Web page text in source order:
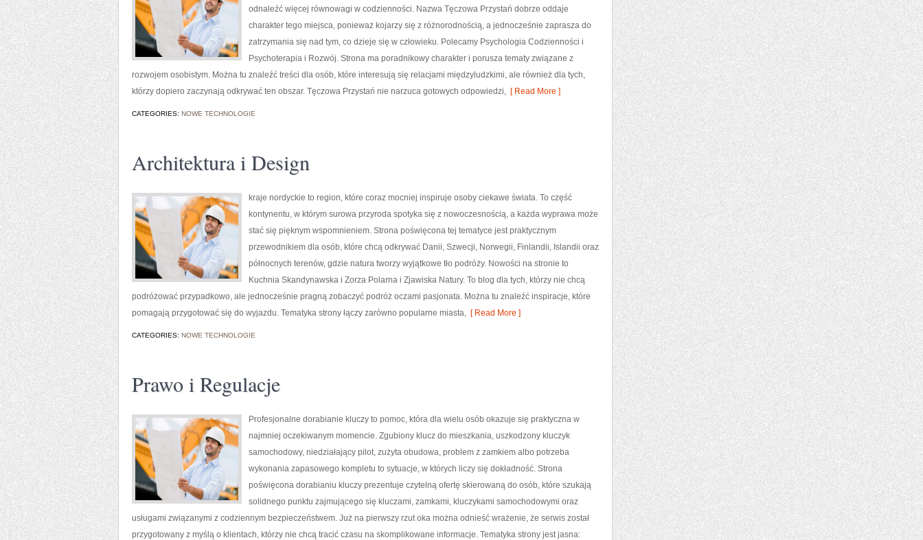
odnaleźć więcej równowagi w codzienności. Nazwa Tęczowa Przystań dobrze oddaje
charakter tego miejsca, ponieważ kojarzy się z różnorodnością, a jednocześnie zaprasza do
zatrzymania się nad tym, co dzieje się w człowieku. Polecamy Psychologia Codzienności i
Psychoterapia i Rozwój. Strona ma poradnikowy charakter i porusza tematy związane z
rozwojem osobistym. Można tu znaleźć treści dla osób, które interesują się relacjami międzyludzkimi, ale również dla tych,
którzy dopiero zaczynają odkrywać ten obszar. Tęczowa Przystań nie narzuca gotowych odpowiedzi, [ Read More ]
CATEGORIES: NOWE TECHNOLOGIE
Architektura i Design
kraje nordyckie to region, które coraz mocniej inspiruje osoby ciekawe świata. To część
kontynentu, w którym surowa przyroda spotyka się z nowoczesnością, a każda wyprawa może
stać się pięknym wspomnieniem. Strona poświęcona tej tematyce jest praktycznym
przewodnikiem dla osób, które chcą odkrywać Danii, Szwecji, Norwegii, Finlandii, Islandii oraz
północnych terenów, gdzie natura tworzy wyjątkowe tło podróży. Nowości na stronie to
Kuchnia Skandynawska i Zorza Polarna i Zjawiska Natury. To blog dla tych, którzy nie chcą
podróżować przypadkowo, ale jednocześnie pragną zobaczyć podróż oczami pasjonata. Można tu znaleźć inspiracje, które
pomagają przygotować się do wyjazdu. Tematyka strony łączy zarówno popularne miasta, [ Read More ]
CATEGORIES: NOWE TECHNOLOGIE
Prawo i Regulacje
Profesjonalne dorabianie kluczy to pomoc, która dla wielu osób okazuje się praktyczna w
najmniej oczekiwanym momencie. Zgubiony klucz do mieszkania, uszkodzony kluczyk
samochodowy, niedziałający pilot, zużyta obudowa, problem z zamkiem albo potrzeba
wykonania zapasowego kompletu to sytuacje, w których liczy się dokładność. Strona
poświęcona dorabianiu kluczy prezentuje czytelną ofertę skierowaną do osób, które szukają
solidnego punktu zajmującego się kluczami, zamkami, kluczykami samochodowymi oraz
usługami związanymi z codziennym bezpieczeństwem. Już na pierwszy rzut oka można odnieść wrażenie, że serwis został
przygotowany z myślą o klientach, którzy nie chcą tracić czasu na skomplikowane informacje. Tematyka strony jest jasna: